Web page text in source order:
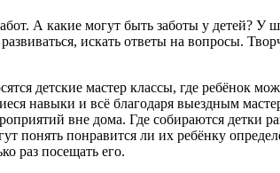
А какие могут быть заботы у детей?
искать ответы на вопросы.
детские мастер классы, где ребёнок
навыки и всё благодаря выездным
вне дома. Где собираются детки
понять понравится ли их ребёнку
раз посещать его.